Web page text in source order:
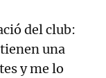
del club:
una
y me lo